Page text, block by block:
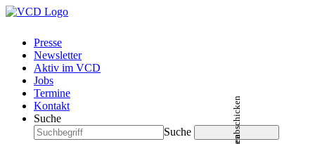
Presse
Newsletter
Aktiv im VCD
Jobs
Termine
Kontakt
Suche
Suche
Suche abschicken